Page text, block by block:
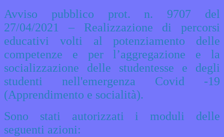
Avviso pubblico prot. n. 9707 del
27/04/2021 – Realizzazione di percorsi
educativi volti al potenziamento delle
competenze e per l’aggregazione e la
socializzazione delle studentesse e degli
studenti nell'emergenza Covid -19
(Apprendimento e socialità).
Sono stati autorizzati i moduli delle
seguenti azioni: